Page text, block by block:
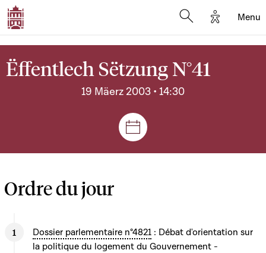
Options
Menu
Ëffentlech Sëtzung N°41
19 Mäerz 2003 • 14:30
Sëtzungen a Reuniounen
Ordre du jour
Dossier parlementaire n°4821 : Débat d'orientation sur
la politique du logement du Gouvernement -